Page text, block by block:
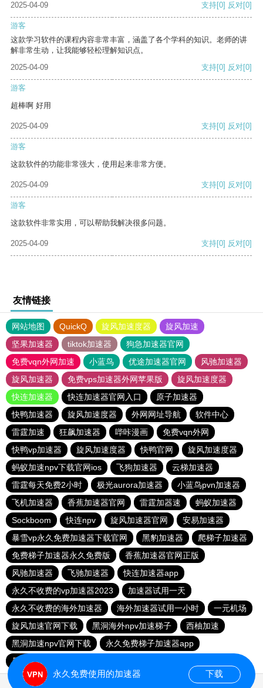
2025-04-09 支持[0] 反对[0]
游客
这款学习软件的课程内容非常丰富，涵盖了各个学科的知识。老师的讲
解非常生动，让我能够轻松理解知识点。
2025-04-09
支持[0] 反对[0]
游客
超棒啊 好用
2025-04-09 支持[0] 反对[0]
游客
这款软件的功能非常强大，使用起来非常方便。
2025-04-09 支持[0] 反对[0]
游客
这款软件非常实用，可以帮助我解决很多问题。
2025-04-09 支持[0] 反对[0]
友情链接
网站地图 QuickQ 旋风加速度器
旋风加速
坚果加速器
tiktok加速器
狗急加速器官网
免费vqn外网加速
小蓝鸟 优途加速器官网
风驰加速器
旋风加速器
免费vps加速器外网苹果版
旋风加速度器
快连加速器
快连加速器官网入口
原子加速器
快鸭加速器
旋风加速度器 外网网址导航
软件中心
雷霆加速
狂飙加速器 哔咔漫画
免费vqn外网
快鸭vp加速器
旋风加速度器 快鸭官网
旋风加速度器
蚂蚁加速npv下载官网ios
飞狗加速器
云梯加速器
雷霆每天免费2小时
极光aurora加速器
小蓝鸟pvn加速器
飞机加速器
香蕉加速器官网 雷霆加器速
蚂蚁加速器
Sockboom
快连npv 旋风加速器官网
安易加速器
暴雪vp永久免费加速器下载官网
黑豹加速器
爬梯子加速器
免费梯子加速器永久免费版
香蕉加速器官网正版
风驰加速器
飞驰加速器
快连加速器app
永久不收费的vp加速器2023
加速器试用一天
永久不收费的海外加速器
海外加速器试用一小时
一元机场
旋风加速官网下载
黑洞海外npv加速梯子
西柚加速
黑洞加速npv官网下载
永久免费梯子加速器app
暴雪加速器
永久免费使用的加速器 下载